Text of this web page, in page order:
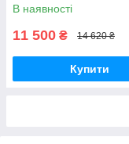
В наявності
11 500 ₴ 14 620 ₴
Купити